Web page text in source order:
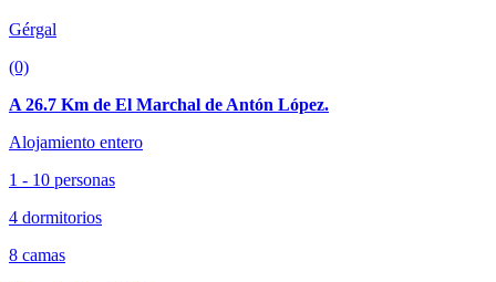
Gérgal
(0)
A 26.7 Km de El Marchal de Antón López.
Alojamiento entero
1 - 10 personas
4 dormitorios
8 camas